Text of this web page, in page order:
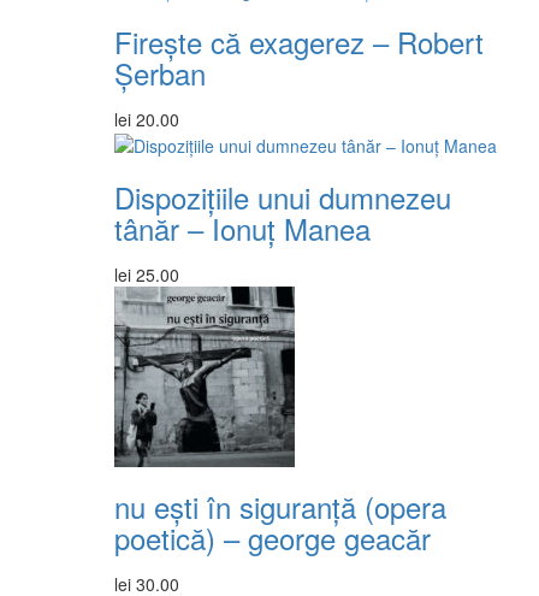
Firește că exagerez – Robert
Șerban
lei 20.00
Dispozițiile unui dumnezeu
tânăr – Ionuț Manea
lei 25.00
nu ești în siguranță (opera
poetică) – george geacăr
lei 30.00